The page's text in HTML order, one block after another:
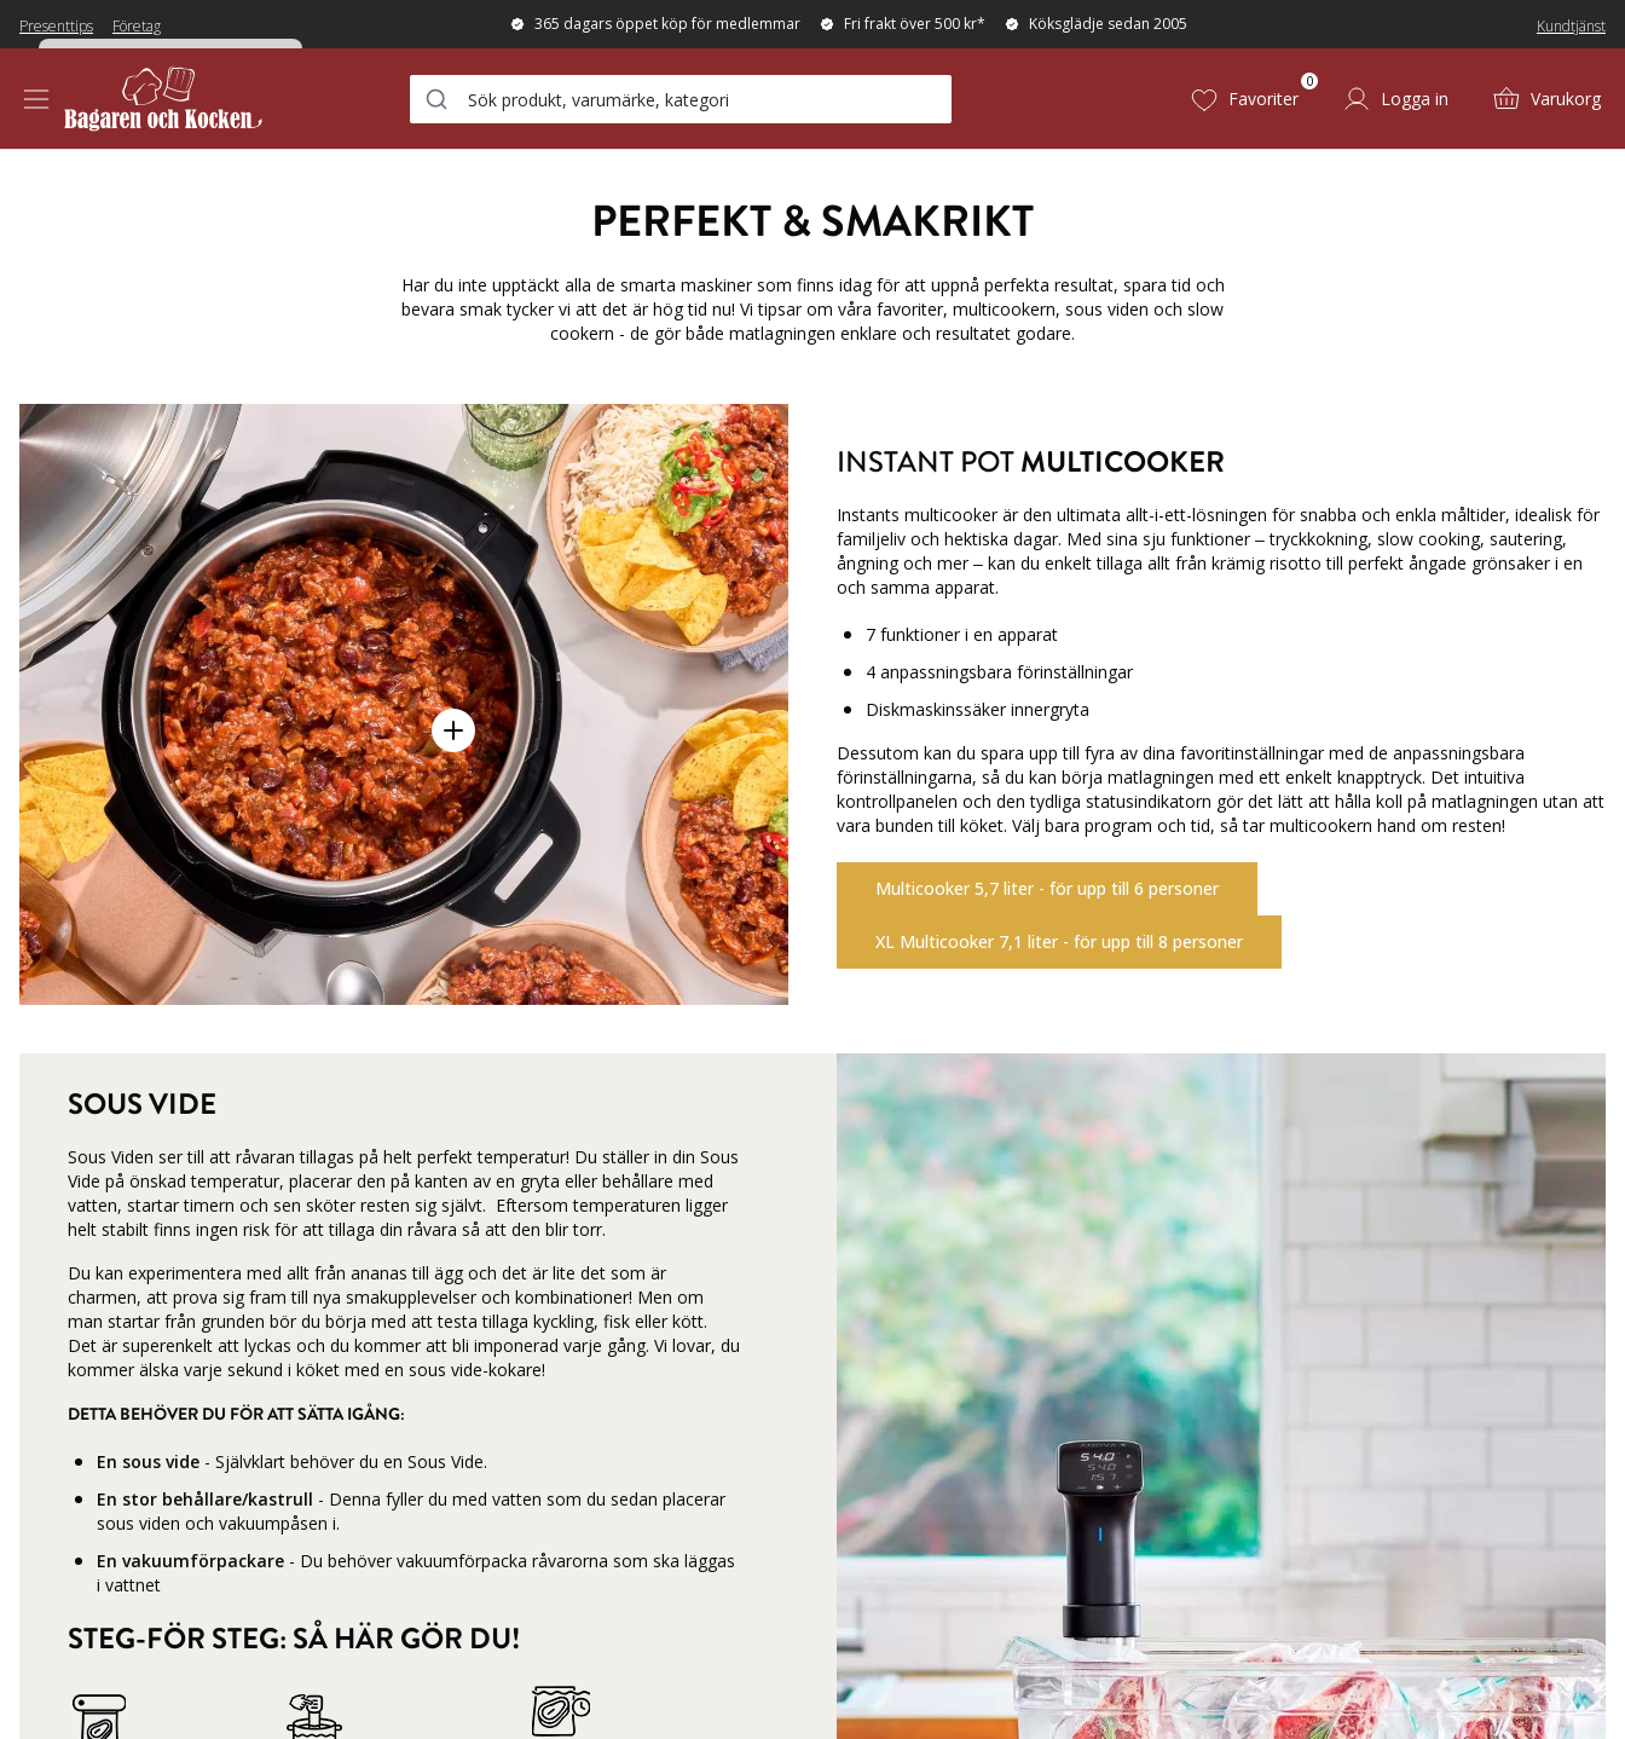
Presenttips Företag 365 dagars öppet köp för medlemmar Fri frakt över 500 kr* Köksglädje sedan 2005 Kundtjänst
Favoriter
0
Logga in Varukorg
PERFEKT & SMAKRIKT
PERFEKT & SMAKRIKT
Har du inte upptäckt alla de smarta maskiner som finns idag för att uppnå perfekta resultat, spara tid och
bevara smak tycker vi att det är hög tid nu! Vi tipsar om våra favoriter, multicookern, sous viden och slow
cookern - de gör både matlagningen enklare och resultatet godare.
INSTANT POTMULTICOOKER
Instants multicooker är den ultimata allt-i-ett-lösningen för snabba och enkla måltider, idealisk för
familjeliv och hektiska dagar. Med sina sju funktioner – tryckkokning, slow cooking, sautering,
ångning och mer – kan du enkelt tillaga allt från krämig risotto till perfekt ångade grönsaker i en
och samma apparat.
7 funktioner i en apparat
4 anpassningsbara förinställningar
Diskmaskinssäker innergryta
Dessutom kan du spara upp till fyra av dina favoritinställningar med de anpassningsbara
förinställningarna, så du kan börja matlagningen med ett enkelt knapptryck. Det intuitiva
kontrollpanelen och den tydliga statusindikatorn gör det lätt att hålla koll på matlagningen utan att
vara bunden till köket. Välj bara program och tid, så tar multicookern hand om resten!
Multicooker 5,7 liter - för upp till 6 personer
XL Multicooker 7,1 liter - för upp till 8 personer
SOUS VIDE
Sous Viden ser till att råvaran tillagas på helt perfekt temperatur! Du ställer in din Sous
Vide på önskad temperatur, placerar den på kanten av en gryta eller behållare med
vatten, startar timern och sen sköter resten sig självt. Eftersom temperaturen ligger
helt stabilt finns ingen risk för att tillaga din råvara så att den blir torr.
Du kan experimentera med allt från ananas till ägg och det är lite det som är
charmen, att prova sig fram till nya smakupplevelser och kombinationer! Men om
man startar från grunden bör du börja med att testa tillaga kyckling, fisk eller kött.
Det är superenkelt att lyckas och du kommer att bli imponerad varje gång. Vi lovar, du
kommer älska varje sekund i köket med en sous vide-kokare!
DETTA BEHÖVER DU FÖR ATT SÄTTA IGÅNG:
En sous vide - Självklart behöver du en Sous Vide.
En stor behållare/kastrull - Denna fyller du med vatten som du sedan placerar
sous viden och vakuumpåsen i.
En vakuumförpackare - Du behöver vakuumförpacka råvarorna som ska läggas
i vattnet
STEG-FÖR STEG: SÅ HÄR GÖR DU!